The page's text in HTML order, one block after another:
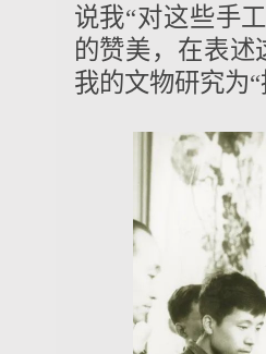
说我“对这些手
的赞美，在表述
我的文物研究为